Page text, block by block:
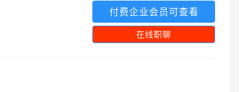
付费企业会员可查看
在线职聊